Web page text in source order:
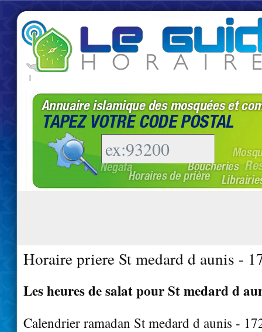
|
Horaire priere St medard d aunis -
Les heures de salat pour St medard d
Calendrier ramadan St medard d aunis -